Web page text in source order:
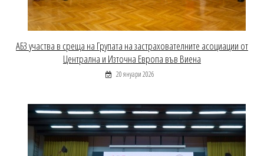
АБЗ участва в среща на Групата на застрахователните асоциации от
Централна и Източна Европа във Виена
20 януари 2026